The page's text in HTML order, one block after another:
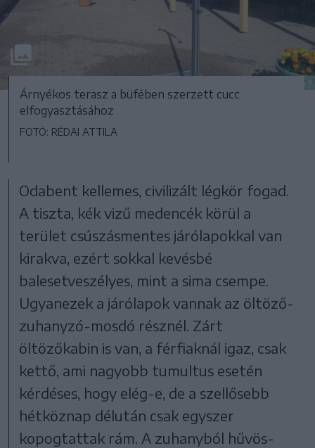
Árnyékos terasz a büfében szerzett cucc
elfogyasztásához
FOTÓ: RÉDAI ATTILA
Odabent kellemes, civilizált légkör fogad.
A tiszta, kék vizű medencék körül a
terület csúszásmentes járólapokkal van
kirakva, ezért sokkal kevésbé
balesetveszélyes, mint a sima csempe.
Ugyanezek a járólapok vannak az öltöző-
zuhanyzó-mosdó résznél. Zárt
öltözőkabin is van, a férfiaknál igaz, csak
kettő, ami nagyobb tumultus esetén
kérdéses, hogy elég-e, de a szellősebb
hétköznap délután csak egyszer
kopogtattak rám. A zuhanyból hűvös-